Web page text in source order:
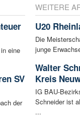
eine
SV
der
WEITERE
U20
Die
junge
Walter
Kreis
IG BAU-
Schneider ist
...